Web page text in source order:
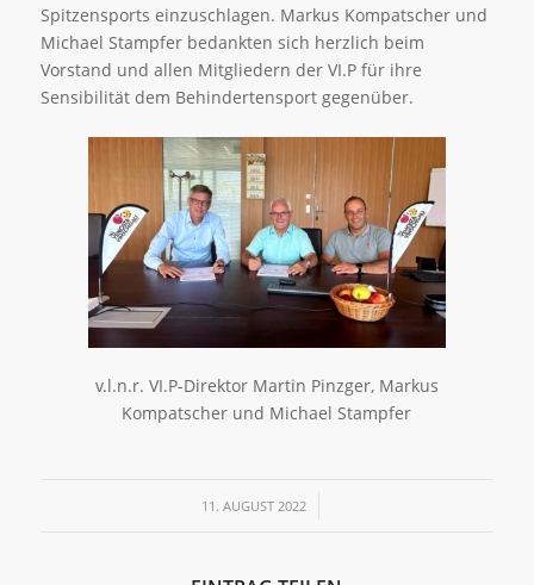
Spitzensports einzuschlagen. Markus Kompatscher und
Michael Stampfer bedankten sich herzlich beim
Vorstand und allen Mitgliedern der VI.P für ihre
Sensibilität dem Behindertensport gegenüber.
v.l.n.r. VI.P-Direktor Martin Pinzger, Markus
Kompatscher und Michael Stampfer
11. AUGUST 2022
/